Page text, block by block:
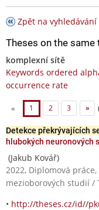
Zpět na vyhledávání
Theses on the
komplexní sítě
Keywords ordered
occurrence rate
« 1 2 3 »
Detekce překrývajících
hlubokých neuronových
(Jakub Kovář)
2022, Diplomová
mezioborových studií /
• http://theses.cz/id//